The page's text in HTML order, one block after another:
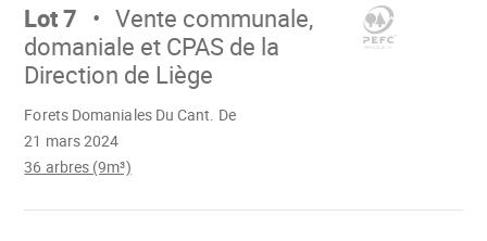
Lot 7
Vente communale,
domaniale et CPAS de la
Direction de Liège
21 mars 2024
Forets Domaniales Du Cant. De
36 arbres (9m³)
Aller